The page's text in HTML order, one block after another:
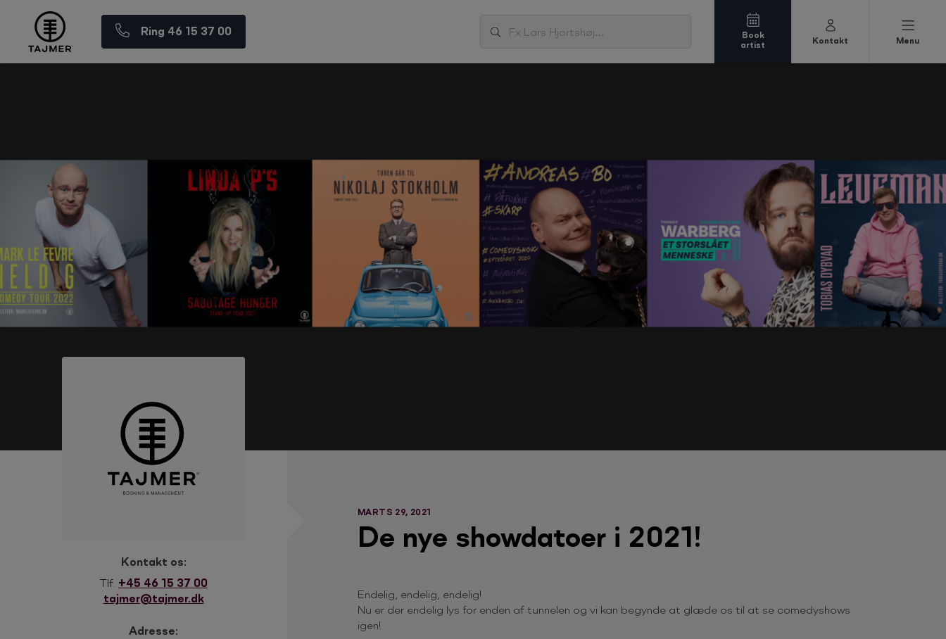
Ring 46 15 37 00
Book
artist
Kontakt Menu
Kontakt os:
Tlf. +45 46 15 37 00
tajmer@tajmer.dk
Adresse:
MARTS 29, 2021
De nye showdatoer i 2021!
Endelig, endelig, endelig!
Nu er der endelig lys for enden af tunnelen og vi kan begynde at glæde os til at se comedyshows
igen!